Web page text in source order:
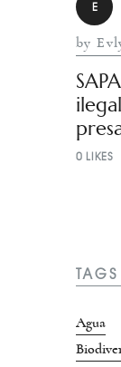
E
by
0 LIKES
TAGS
Agua